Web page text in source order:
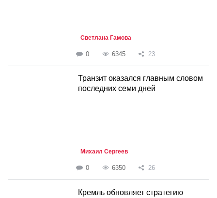
Светлана Гамова
0 6345 23
Транзит оказался главным словом
последних семи дней
Михаил Сергеев
0 6350 26
Кремль обновляет стратегию